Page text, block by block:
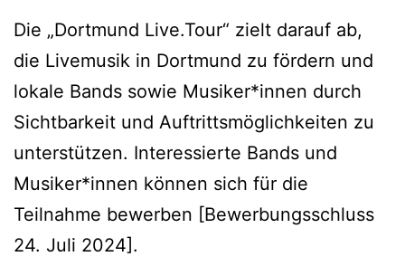
Die „Dortmund Live.Tour“ zielt darauf ab,
die Livemusik in Dortmund zu fördern und
lokale Bands sowie Musiker*innen durch
Sichtbarkeit und Auftrittsmöglichkeiten zu
unterstützen. Interessierte Bands und
Musiker*innen können sich für die
Teilnahme bewerben [Bewerbungsschluss
24. Juli 2024].